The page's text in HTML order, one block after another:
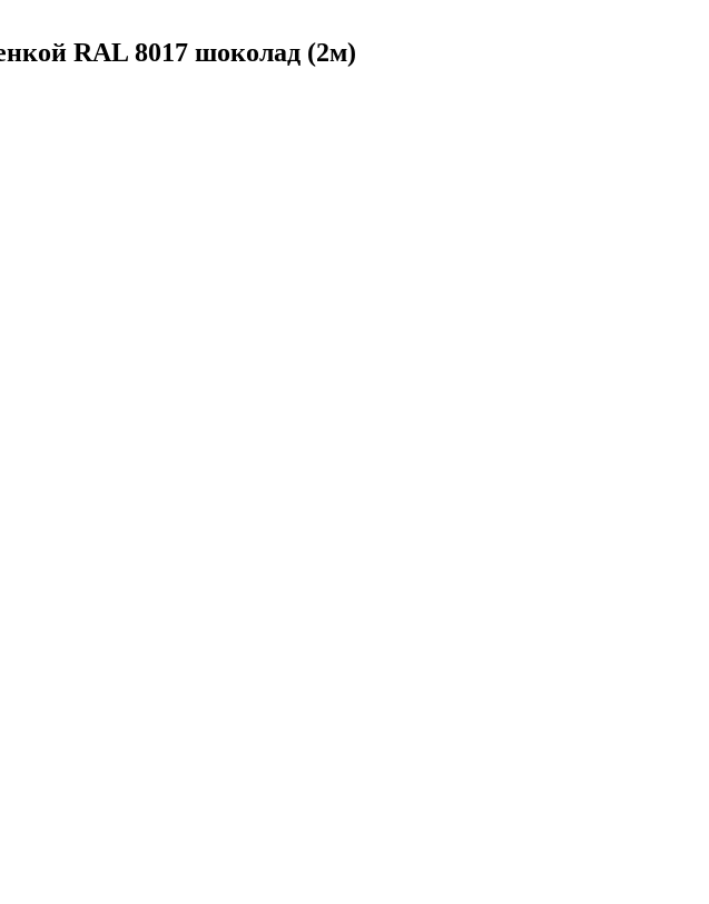
RAL 8017 шоколад (2м)